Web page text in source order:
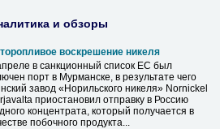
и обзоры
воскрешение никеля
в санкционный список ЕС был
порт в Мурманске, в результате чего
завод «Норильского никеля» Nornickel
приостановил отправку в Россию
концентрата, который получается в
побочного продукта...